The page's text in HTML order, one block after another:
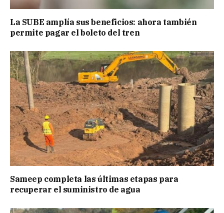
La SUBE amplía sus beneficios: ahora también
permite pagar el boleto del tren
Sameep completa las últimas etapas para
recuperar el suministro de agua